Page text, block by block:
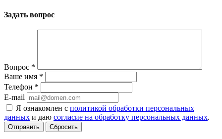
Задать вопрос
Вопрос *
Ваше имя *
Телефон *
E-mail
Я ознакомлен с политикой обработки персональных
данных и даю согласие на обработку персональных данных.
Сбросить